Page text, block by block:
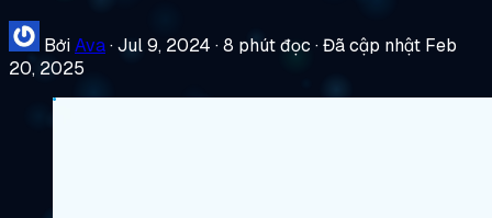
BởiAva·Jul 9, 2024 ·8 phút đọc ·Đã cập nhật Feb
20, 2025